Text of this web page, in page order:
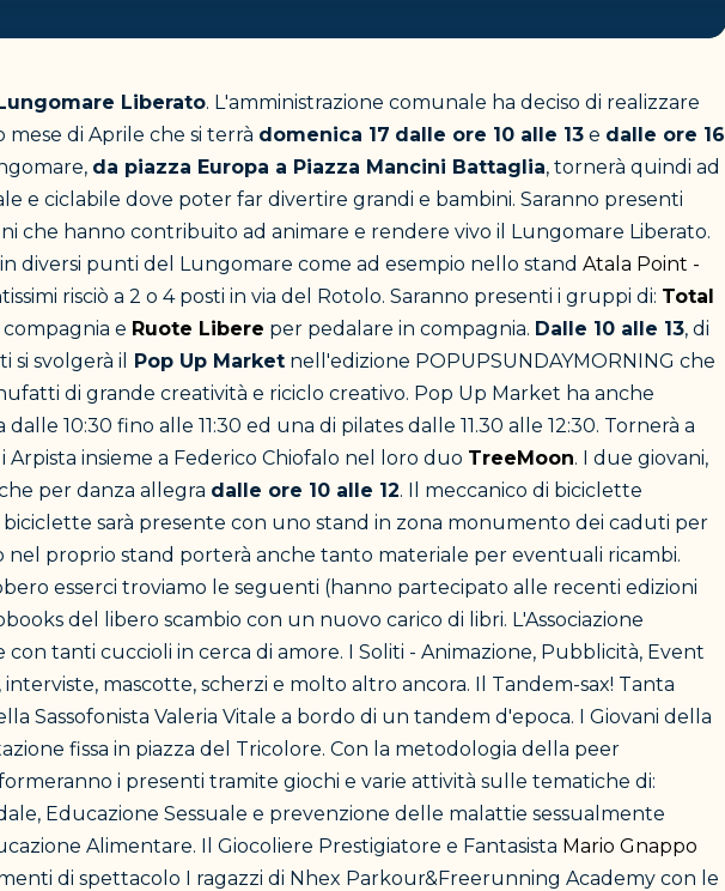
Liberato. L'amministrazione comunale ha deciso di realizzare
di Aprile che si terrà domenica 17 dalle ore 10 alle 13 e dalle ore 16
da piazza Europa a Piazza Mancini Battaglia, tornerà quindi ad
e ciclabile dove poter far divertire grandi e bambini. Saranno presenti
che hanno contribuito ad animare e rendere vivo il Lungomare Liberato.
diversi punti del Lungomare come ad esempio nello stand Atala Point -
risciò a 2 o 4 posti in via del Rotolo. Saranno presenti i gruppi di: Total
e Ruote Libere per pedalare in compagnia. Dalle 10 alle 13, di
svolgerà il
Pop Up Market nell'edizione POPUPSUNDAYMORNING che
di grande creatività e riciclo creativo. Pop Up Market ha anche
10:30 fino alle 11:30 ed una di pilates dalle 11.30 alle 12:30. Tornerà a
Arpista insieme a Federico Chiofalo nel loro duo TreeMoon. I due giovani,
per danza allegra dalle ore 10 alle 12. Il meccanico di biciclette
biciclette sarà presente con uno stand in zona monumento dei caduti per
nel proprio stand porterà anche tanto materiale per eventuali ricambi.
esserci troviamo le seguenti (hanno partecipato alle recenti edizioni
del libero scambio con un nuovo carico di libri. L'Associazione
tanti cuccioli in cerca di amore. I Soliti - Animazione, Pubblicità, Event
mascotte, scherzi e molto altro ancora. Il Tandem-sax! Tanta
Sassofonista Valeria Vitale a bordo di un tandem d'epoca. I Giovani della
fissa in piazza del Tricolore. Con la metodologia della peer
i presenti tramite giochi e varie attività sulle tematiche di:
Educazione Sessuale e prevenzione delle malattie sessualmente
Alimentare. Il Giocoliere Prestigiatore e Fantasista Mario Gnappo
di spettacolo I ragazzi di Nhex Parkour&Freerunning Academy con le